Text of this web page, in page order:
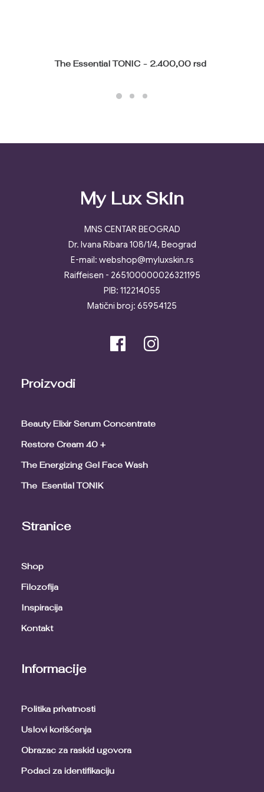
The Essential TONIC 2.400,00 rsd
My Lux Skin
MNS CENTAR BEOGRAD
Dr. Ivana Ribara 108/1/4, Beograd
E-mail: webshop@myluxskin.rs
Raiffeisen - 265100000026321195
PIB: 112214055
Matični broj: 65954125
Proizvodi
Beauty Elixir Serum Concentrate
Restore Cream 40 +
The Energizing Gel Face Wash
The Esential TONIK
Stranice
Shop
Filozofija
Inspiracija
Kontakt
Informacije
Politika privatnosti
Uslovi korišćenja
Obrazac za raskid ugovora
Podaci za identifikaciju